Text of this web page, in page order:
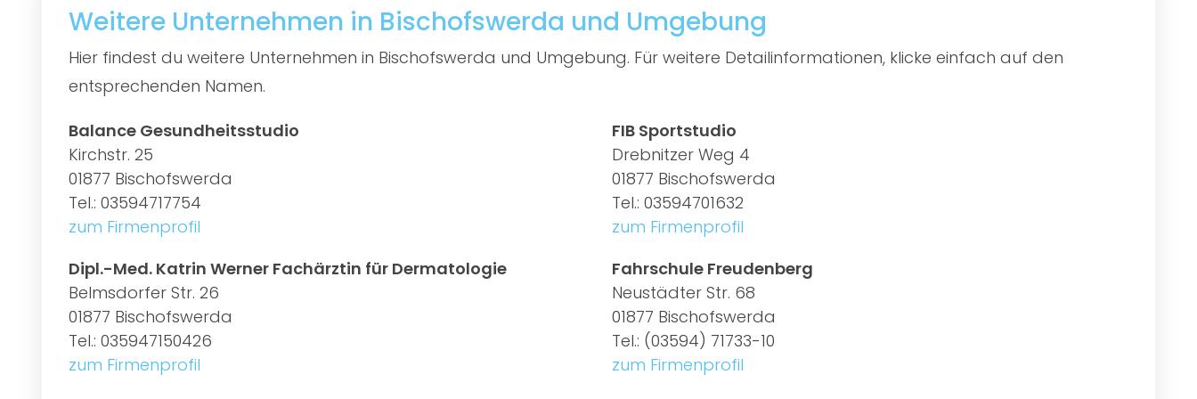
Weitere Unternehmen in Bischofswerda und Umgebung
Hier findest du weitere Unternehmen in Bischofswerda und Umgebung. Für weitere Detailinformationen, klicke einfach auf den
entsprechenden Namen.
Balance Gesundheitsstudio
Kirchstr. 25
01877 Bischofswerda
Tel.: 03594717754
zum Firmenprofil
FIB Sportstudio
Drebnitzer Weg 4
01877 Bischofswerda
Tel.: 03594701632
zum Firmenprofil
Dipl.-Med. Katrin Werner Fachärztin für Dermatologie
Belmsdorfer Str. 26
01877 Bischofswerda
Tel.: 035947150426
zum Firmenprofil
Fahrschule Freudenberg
Neustädter Str. 68
01877 Bischofswerda
Tel.: (03594) 71733-10
zum Firmenprofil